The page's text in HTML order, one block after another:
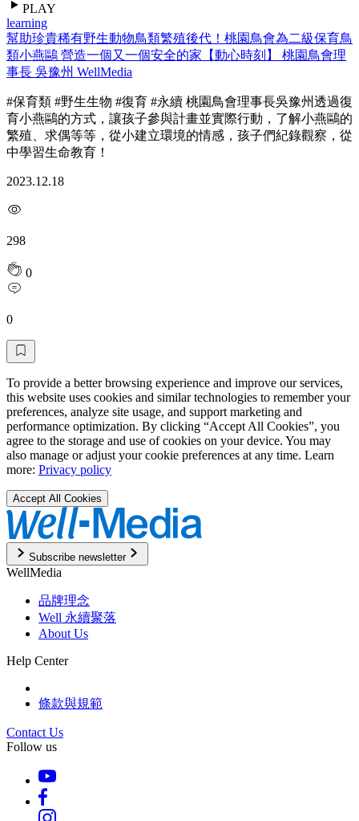
PLAY
learning
幫助珍貴稀有野生動物鳥類繁殖後代！桃園鳥會為二級保育鳥
類小燕鷗 營造一個又一個安全的家【動心時刻】 桃園鳥會理
事長 吳豫州 WellMedia
#保育類 #野生生物 #復育 #永續 桃園鳥會理事長吳豫州透過復
育小燕鷗的方式，讓孩子參與計畫並實際行動，了解小燕鷗的
繁殖、求偶等等，從小建立環境的情感，孩子們紀錄觀察，從
中學習生命教育！
2023.12.18
298
0
0
To provide a better browsing experience and improve our services,
this website uses cookies and similar technologies to remember your
preferences, analyze site usage, and support marketing and
performance optimization. By clicking “Accept All Cookies”, you
agree to the storage and use of cookies on your device. You may
also manage or adjust your cookie preferences at any time. Learn
more: Privacy policy
Accept All Cookies
Subscribe newsletter
WellMedia
品牌理念
Well 永續聚落
About Us
Help Center
條款與規範
Contact Us
Follow us